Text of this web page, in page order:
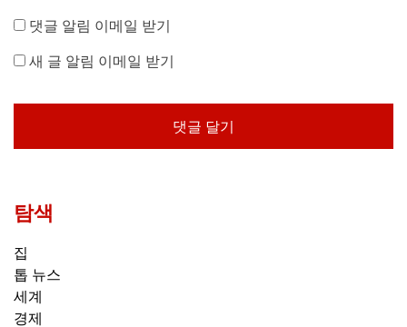
댓글 알림 이메일 받기
새 글 알림 이메일 받기
탐색
집
톱 뉴스
세계
경제